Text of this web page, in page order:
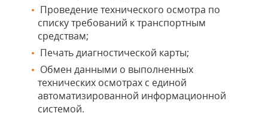
Проведение технического осмотра по
списку требований к транспортным
средствам;
Печать диагностической карты;
Обмен данными о выполненных
технических осмотрах с единой
автоматизированной информационной
системой.